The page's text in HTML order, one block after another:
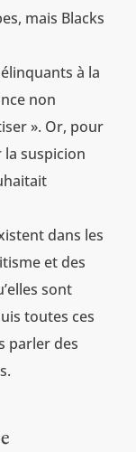
mais Blacks
à la
non
». Or, pour
suspicion
dans les
et des
sont
toutes ces
parler des